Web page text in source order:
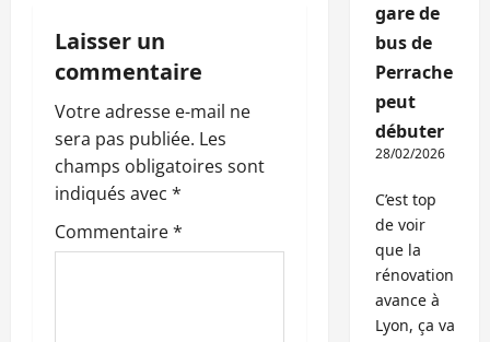
t
i
o
n
d
Laisser un
commentaire
Votre adresse e-mail ne
sera pas publiée. Les
champs obligatoires sont
indiqués avec *
Commentaire*
gare de
bus de
Perrache
peut
débuter
28/02/2026
C’est top
de voir
que la
rénovation
avance à
Lyon, ça va